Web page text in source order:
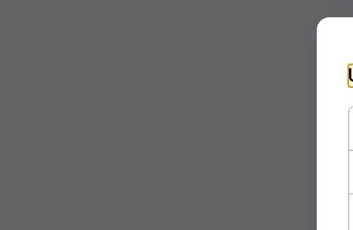
Kabel USB - Lightning